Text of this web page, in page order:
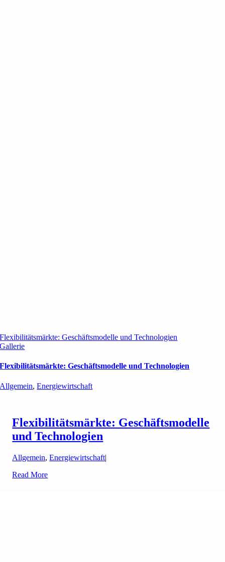
Flexibilitätsmärkte: Geschäftsmodelle und Technologien
Gallerie
Flexibilitätsmärkte: Geschäftsmodelle und Technologien
Allgemein,Energiewirtschaft
Flexibilitätsmärkte: Geschäftsmodelle
und Technologien
Allgemein,Energiewirtschaft|
Read More